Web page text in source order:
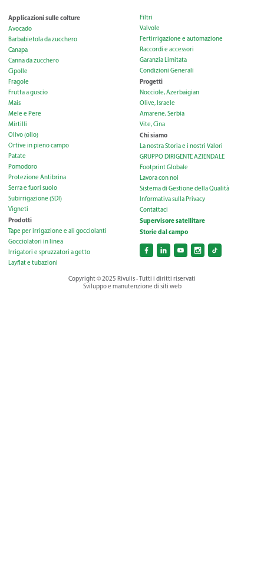
Applicazioni sulle colture
Avocado
Barbabietola da zucchero
Canapa
Canna da zucchero
Cipolle
Fragole
Frutta a guscio
Mais
Mele e Pere
Mirtilli
Olivo (olio)
Ortive in pieno campo
Patate
Pomodoro
Protezione Antibrina
Serra e fuori suolo
Subirrigazione (SDI)
Vigneti
Prodotti
Tape per irrigazione e ali gocciolanti
Gocciolatori in linea
Irrigatori e spruzzatori a getto
Layflat e tubazioni
Filtri
Valvole
Fertirrigazione e automazione
Raccordi e accessori
Garanzia Limitata
Condizioni Generali
Progetti
Nocciole, Azerbaigian
Olive, Israele
Amarene, Serbia
Vite, Cina
Chi siamo
La nostra Storia e i nostri Valori
GRUPPO DIRIGENTE AZIENDALE
Footprint Globale
Lavora con noi
Sistema di Gestione della Qualità
Informativa sulla Privacy
Contattaci
Supervisore satellitare
Storie dal campo
Copyright © 2025 Rivulis - Tutti i diritti riservati
Sviluppo e manutenzione di siti web